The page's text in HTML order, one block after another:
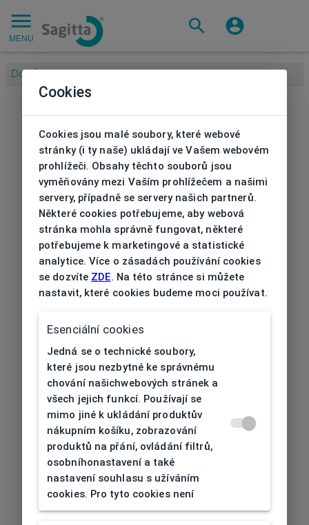
MENU
Domů
Cookies
Cookies jsou malé soubory, které webové
stránky (i ty naše) ukládají ve Vašem webovém
prohlížeči. Obsahy těchto souborů jsou
vyměňovány mezi Vaším prohlížečem a našimi
servery, případně se servery našich partnerů.
Některé cookies potřebujeme, aby webová
stránka mohla správně fungovat, některé
potřebujeme k marketingové a statistické
analytice. Více o zásadách používání cookies
se dozvíte ZDE. Na této stránce si můžete
nastavit, které cookies budeme moci používat.
Esenciální cookies
Jedná se o technické soubory,
které jsou nezbytné ke správnému
chování našichwebových stránek a
všech jejich funkcí. Používají se
mimo jiné k ukládání produktův
nákupním košíku, zobrazování
produktů na přání, ovládání filtrů,
osobníhonastavení a také
nastavení souhlasu s užíváním
cookies. Pro tyto cookies není